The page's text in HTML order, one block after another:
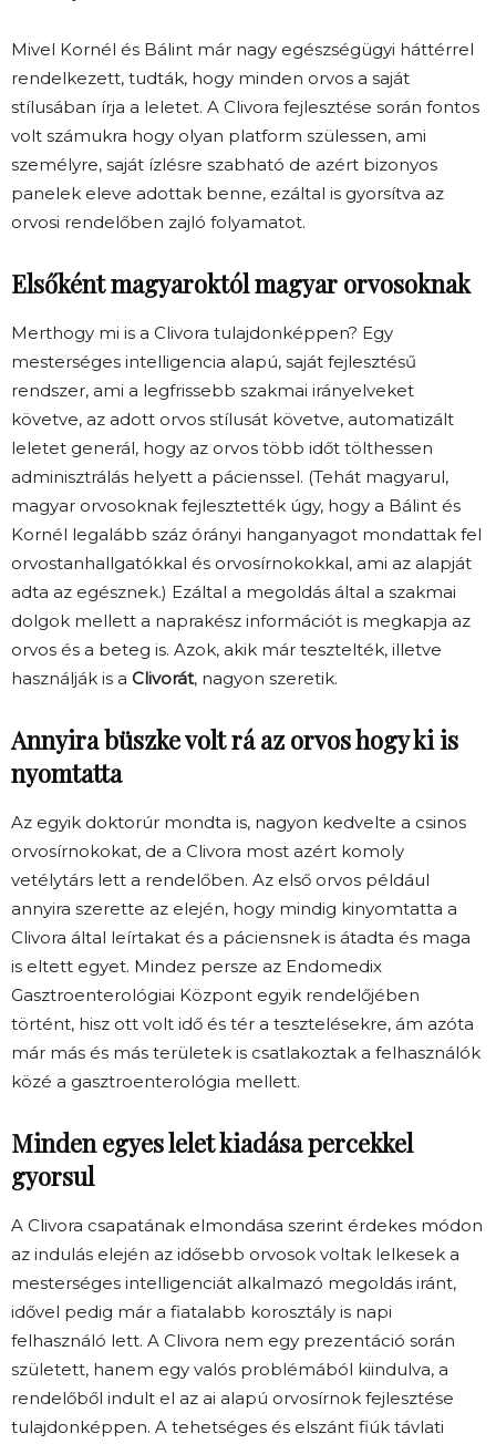
Mivel Kornél és Bálint már nagy egészségügyi háttérrel
rendelkezett, tudták, hogy minden orvos a saját
stílusában írja a leletet. A Clivora fejlesztése során fontos
volt számukra hogy olyan platform szülessen, ami
személyre, saját ízlésre szabható de azért bizonyos
panelek eleve adottak benne, ezáltal is gyorsítva az
orvosi rendelőben zajló folyamatot.
Elsőként magyaroktól magyar orvosoknak
Merthogy mi is a Clivora tulajdonképpen? Egy
mesterséges intelligencia alapú, saját fejlesztésű
rendszer, ami a legfrissebb szakmai irányelveket
követve, az adott orvos stílusát követve, automatizált
leletet generál, hogy az orvos több időt tölthessen
adminisztrálás helyett a pácienssel. (Tehát magyarul,
magyar orvosoknak fejlesztették úgy, hogy a Bálint és
Kornél legalább száz órányi hanganyagot mondattak fel
orvostanhallgatókkal és orvosírnokokkal, ami az alapját
adta az egésznek.) Ezáltal a megoldás által a szakmai
dolgok mellett a naprakész információt is megkapja az
orvos és a beteg is. Azok, akik már tesztelték, illetve
használják is a Clivorát, nagyon szeretik.
Annyira büszke volt rá az orvos hogy ki is
nyomtatta
Az egyik doktorúr mondta is, nagyon kedvelte a csinos
orvosírnokokat, de a Clivora most azért komoly
vetélytárs lett a rendelőben. Az első orvos például
annyira szerette az elején, hogy mindig kinyomtatta a
Clivora által leírtakat és a páciensnek is átadta és maga
is eltett egyet. Mindez persze az Endomedix
Gasztroenterológiai Központ egyik rendelőjében
történt, hisz ott volt idő és tér a tesztelésekre, ám azóta
már más és más területek is csatlakoztak a felhasználók
közé a gasztroenterológia mellett.
Minden egyes lelet kiadása percekkel
gyorsul
A Clivora csapatának elmondása szerint érdekes módon
az indulás elején az idősebb orvosok voltak lelkesek a
mesterséges intelligenciát alkalmazó megoldás iránt,
idővel pedig már a fiatalabb korosztály is napi
felhasználó lett. A Clivora nem egy prezentáció során
született, hanem egy valós problémából kiindulva, a
rendelőből indult el az ai alapú orvosírnok fejlesztése
tulajdonképpen. A tehetséges és elszánt fiúk távlati